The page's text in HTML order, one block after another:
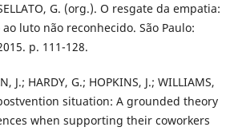
G. (org.). O resgate da empatia:
luto não reconhecido. São Paulo:
p. 111-128.
J.; HARDY, G.; HOPKINS, J.; WILLIAMS,
situation: A grounded theory
when supporting their coworkers